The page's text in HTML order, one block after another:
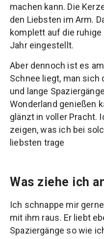
machen kann. Die
den Liebsten im Arm.
komplett auf die
Jahr eingestellt.
Aber dennoch ist es
Schnee liegt, man sich
und lange
Wonderland genießen
glänzt in voller Pracht.
zeigen, was ich bei
liebsten trage
Was ziehe ich
Ich schnappe mir
mit ihm raus. Er liebt
Spaziergänge so wie